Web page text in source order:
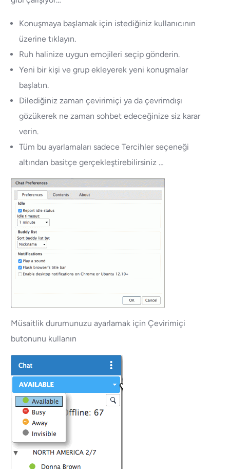
Konuşmaya başlamak için istediğiniz kullanıcının
üzerine tıklayın.
Ruh halinize uygun emojileri seçip gönderin.
Yeni bir kişi ve grup ekleyerek yeni konuşmalar
başlatın.
Dilediğiniz zaman çevirimiçi ya da çevrimdışı
gözükerek ne zaman sohbet edeceğinize siz karar
verin.
Tüm bu ayarlamaları sadece Tercihler seçeneği
altından basitçe gerçekleştirebilirsiniz …
Müsaitlik durumunuzu ayarlamak için Çevirimiçi
butonunu kullanın